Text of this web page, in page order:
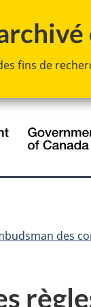
fins de
des